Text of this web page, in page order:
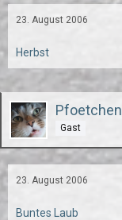
23. August 2006
Herbst
Pfoetchen
Gast
23. August 2006
Buntes Laub